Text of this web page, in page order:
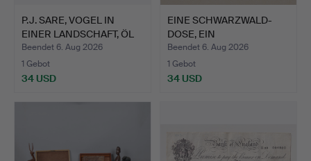
P.J. SARE, VOGEL IN
EINER LANDSCHAFT, ÖL
A…
Beendet 6. Aug 2026
1 Gebot
34 USD
EINE SCHWARZWALD-
DOSE, EIN
BRIEFBESCHWERER…
Beendet 6. Aug 2026
1 Gebot
34 USD